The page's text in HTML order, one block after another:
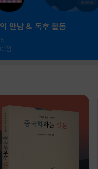
의 만남 & 독후 활동
점